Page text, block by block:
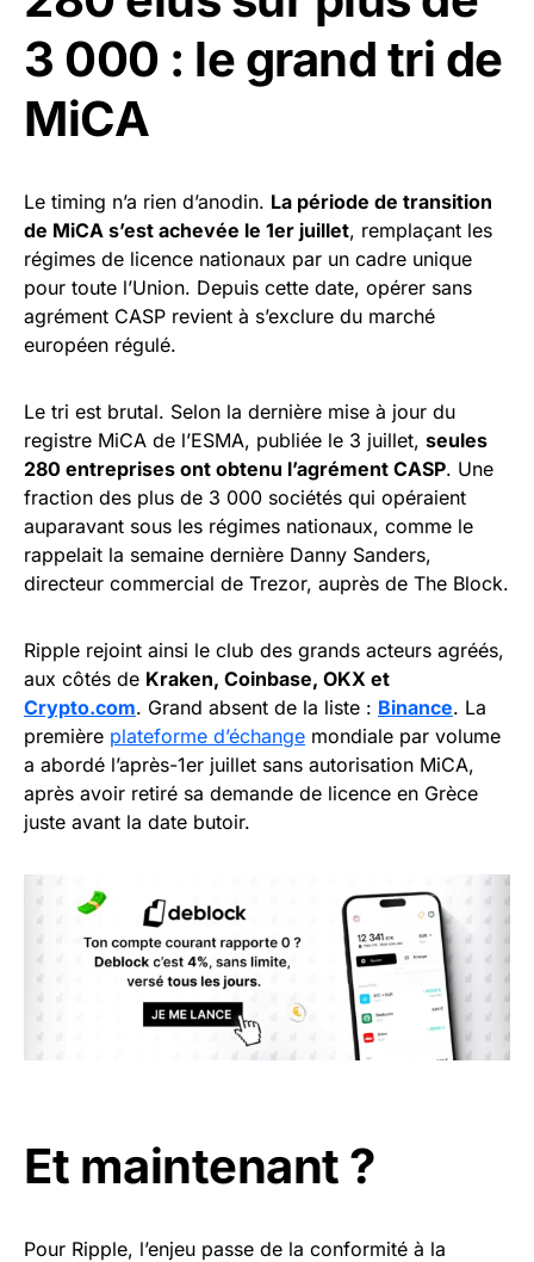
3 000 : le grand tri de
MiCA
Le timing n’a rien d’anodin. La période de transition
de MiCA s’est achevée le 1er juillet, remplaçant les
régimes de licence nationaux par un cadre unique
pour toute l’Union. Depuis cette date, opérer sans
agrément CASP revient à s’exclure du marché
européen régulé.
Le tri est brutal. Selon la dernière mise à jour du
registre MiCA de l’ESMA, publiée le 3 juillet, seules
280 entreprises ont obtenu l’agrément CASP. Une
fraction des plus de 3 000 sociétés qui opéraient
auparavant sous les régimes nationaux, comme le
rappelait la semaine dernière Danny Sanders,
directeur commercial de Trezor, auprès de The Block.
Ripple rejoint ainsi le club des grands acteurs agréés,
aux côtés de Kraken, Coinbase, OKX et
Crypto.com. Grand absent de la liste : Binance. La
première plateforme d’échange mondiale par volume
a abordé l’après-1er juillet sans autorisation MiCA,
après avoir retiré sa demande de licence en Grèce
juste avant la date butoir.
Et maintenant ?
Pour Ripple, l’enjeu passe de la conformité à la